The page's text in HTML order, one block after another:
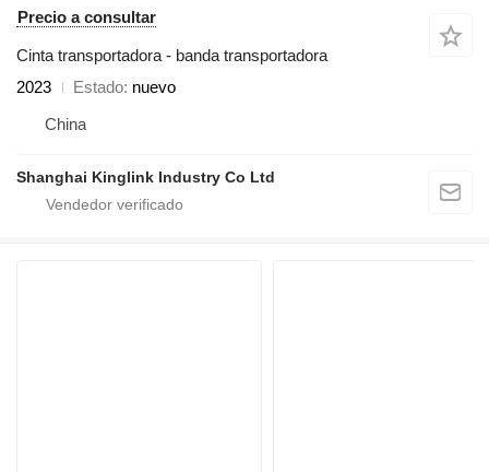
Precio a consultar
Cinta transportadora - banda transportadora
2023
Estado nuevo
China
Shanghai Kinglink Industry Co Ltd